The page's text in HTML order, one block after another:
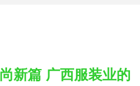
新篇 广西服装业的